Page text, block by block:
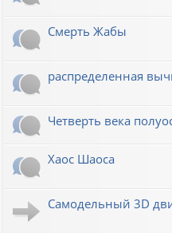
Смерть Жабы
распределенная
Четверть века
Хаос Шаоса
Самодельный 3D